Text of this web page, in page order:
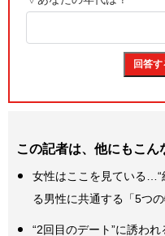
この記者は、他にもこ
女性はここを見ている…“
る男性に共通する「5つの
“2回目のデート”に誘わ